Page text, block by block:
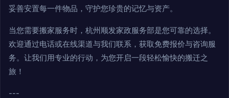
妥善安置每一件物品，守护您珍贵的记忆与资产。
当您需要搬家服务时，杭州顺发家政服务部是您可靠的选择。
欢迎通过电话或在线渠道与我们联系，获取免费报价与咨询服
务。让我们用专业的行动，为您开启一段轻松愉快的搬迁之
旅！
---